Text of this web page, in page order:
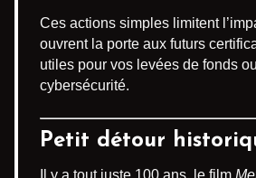
Ces actions simples limitent
ouvrent la porte aux futurs
utiles pour vos levées de fonds
cybersécurité.
Petit détour
Il y a tout juste 100 ans, le film